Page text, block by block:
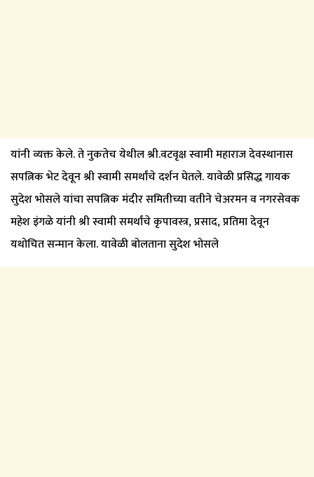
यांनी व्यक्त केले. ते नुकतेच येथील श्री.वटवृक्ष स्वामी महाराज देवस्थानास
सपत्निक भेट देवून श्री स्वामी समर्थांचे दर्शन घेतले. यावेळी प्रसिद्ध गायक
सुदेश भोसले यांचा सपत्निक मंदीर समितीच्या वतीने चेअरमन व नगरसेवक
महेश इंगळे यांनी श्री स्वामी समर्थांचे कृपावस्त्र, प्रसाद, प्रतिमा देवून
यथोचित सन्मान केला. यावेळी बोलताना सुदेश भोसले